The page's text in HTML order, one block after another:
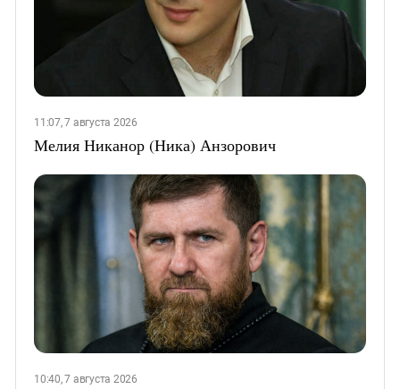
11:07, 7 августа 2026
Мелия Никанор (Ника) Анзорович
10:40, 7 августа 2026